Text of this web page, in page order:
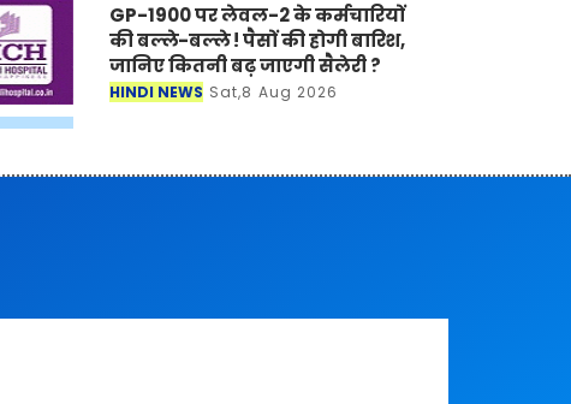
GP-1900 पर लेवल-2 के कर्मचारियों
की बल्ले-बल्ले ! पैसों की होगी बारिश,
जानिए कितनी बढ़ जाएगी सैलेरी ?
HINDI NEWS Sat,8 Aug 2026